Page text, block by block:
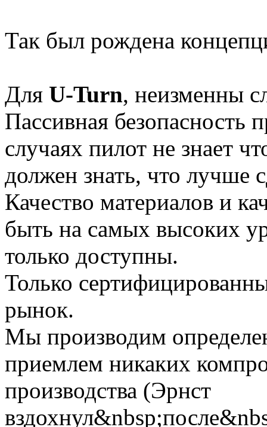
Так был рождена
Для U-Turn, неизменны
Пассивная безопасность
случаях пилот не знает
должен знать, что лучше
Качество материалов и
быть на самых высоких
только доступны.
Только
рынок.
Мы производим
приемлем никаких
производства (Эрнст